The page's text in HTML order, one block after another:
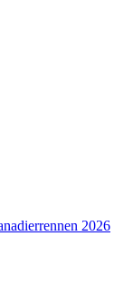
2026